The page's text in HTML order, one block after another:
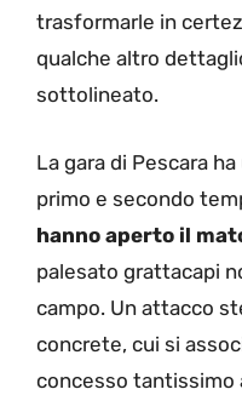
trasformarle in
qualche altro
sottolineato.
La gara di Pescara
primo e secondo
hanno aperto il
palesato grattacapi
campo. Un attacco
concrete, cui si
concesso tantissimo